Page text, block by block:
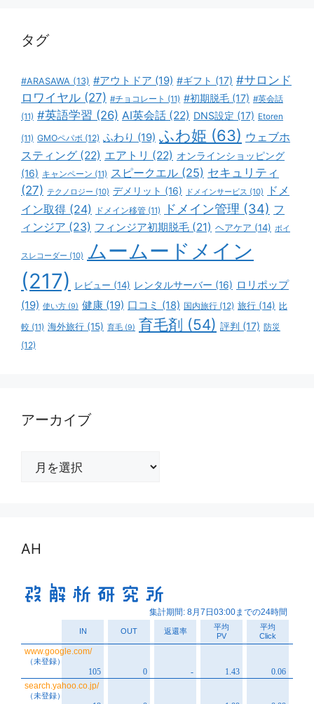
タグ
#ARASAWA (13) #アウトドア (19) #ギフト (17) #サロンド
ロワイヤル (27) #チョコレート (11) #初期脱毛 (17) #英会話
(11) #英語学習 (26) AI英会話 (22) DNS設定 (17) Etoren
(11) GMOペパボ (12) ふわり (19) ふわ姫 (63) ウェブホ
スティング (22) エアトリ (22) オンラインショッピング
(16) キャンペーン (11) スピークエル (25) セキュリティ
(27) テクノロジー (10) デメリット (16) ドメインサービス (10)
ドメ
イン取得 (24) ドメイン移管 (11) ドメイン管理 (34) フ
ィンジア (23) フィンジア初期脱毛 (21) ヘアケア (14) ボイ
スレコーダー (10) ムームードメイン
(217)
レビュー (14) レンタルサーバー (16) ロリポップ
(19) 使い方 (9) 健康 (19) 口コミ (18) 国内旅行 (12) 旅行 (14) 比
較 (11) 海外旅行 (15) 育毛 (9) 育毛剤 (54) 評判 (17) 防災
(12)
アーカイブ
AH